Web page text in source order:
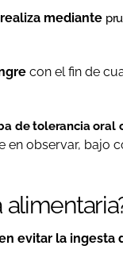
mediante
con el fin de
de tolerancia oral
en observar, bajo
evitar la ingesta